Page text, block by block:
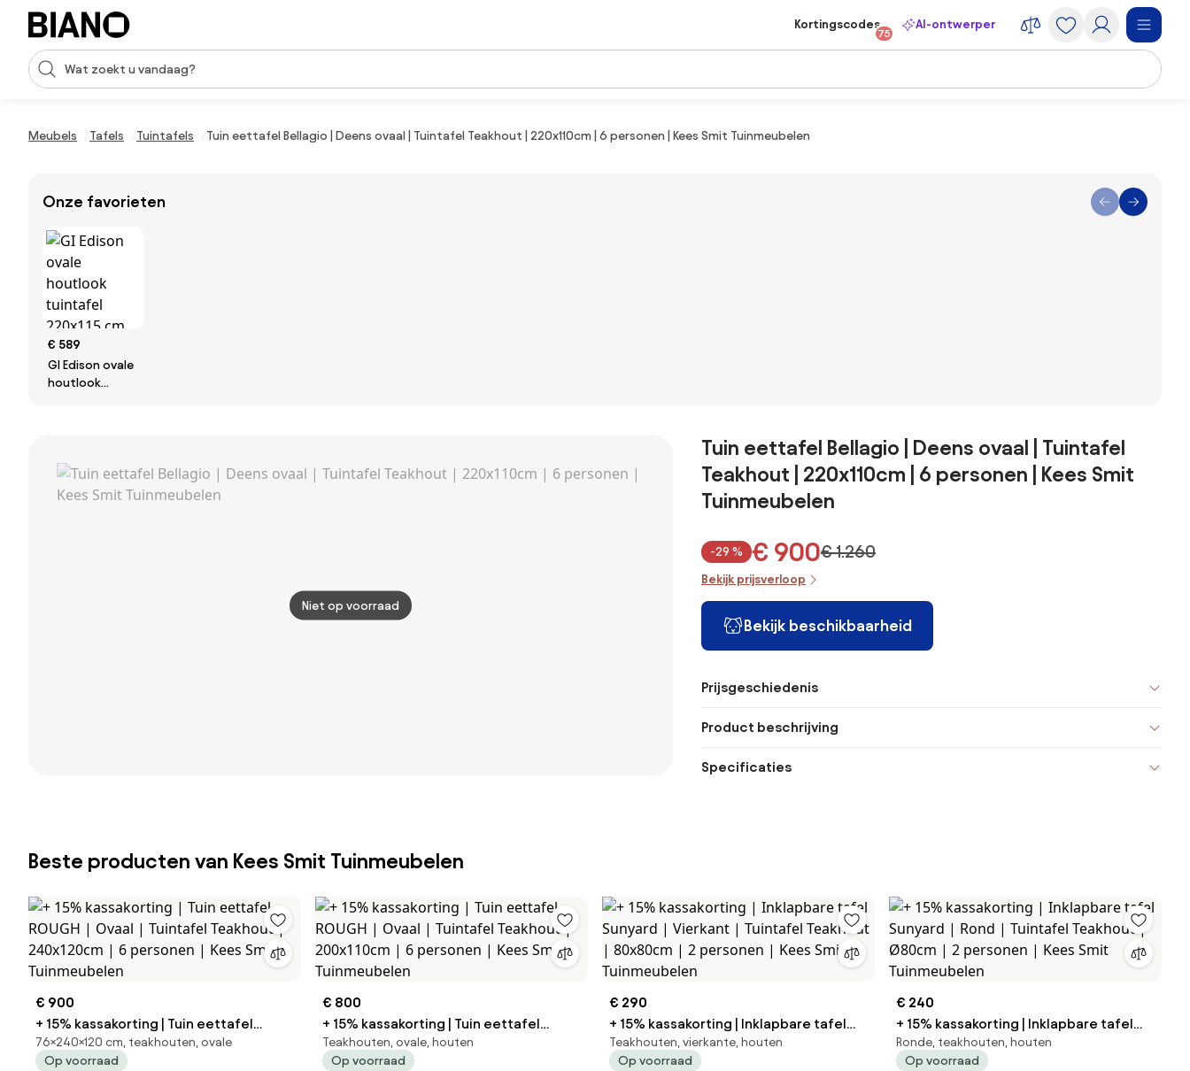
Navigatie overslaan, naar inhoud springen
Zoekopdracht invoeren
Kortingscodes
75
AI-ontwerper
Meubels Tafels Tuintafels Tuin eettafel Bellagio | Deens ovaal | Tuintafel Teakhout | 220x110cm | 6 personen | Kees Smit Tuinmeubelen
Onze favorieten
€ 589
GI Edison ovale
houtlook
Niet op voorraad
Tuin eettafel Bellagio | Deens ovaal | Tuintafel
Teakhout | 220x110cm | 6 personen | Kees Smit
Tuinmeubelen
-29 % € 900€ 1.260
Bekijk prijsverloop
Bekijk beschikbaarheid
Prijsgeschiedenis
Product beschrijving
Specificaties
Beste producten van Kees Smit Tuinmeubelen
€ 900
+ 15% kassakorting | Tuin eettafel
ROUGH | Ovaal | Tuintafel Teakhout |
240x120cm | 6 personen | Kees Smit
76×240×120 cm, teakhouten, ovale
Op voorraad
€ 800
+ 15% kassakorting | Tuin eettafel
ROUGH | Ovaal | Tuintafel Teakhout |
200x110cm | 6 personen | Kees Smit
Teakhouten, ovale, houten
Op voorraad
€ 290
+ 15% kassakorting | Inklapbare tafel
Sunyard | Vierkant | Tuintafel Teakhout |
80x80cm | 2 personen | Kees Smit
Teakhouten, vierkante, houten
Op voorraad
€ 240
+ 15% kassakorting | Inklapbare tafel
Sunyard | Rond | Tuintafel Teakhout |
Ø80cm | 2 personen | Kees Smit
Ronde, teakhouten, houten
Op voorraad